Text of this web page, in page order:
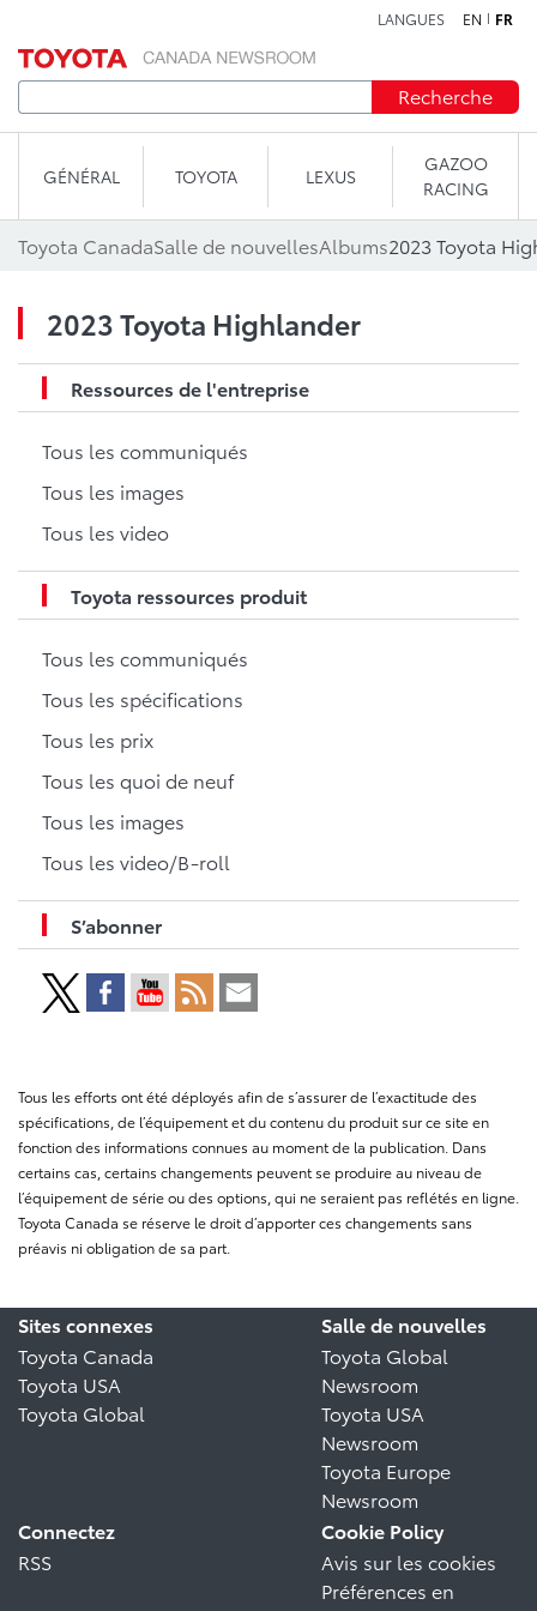
LANGUES EN FR
Recherche
GÉNÉRAL TOYOTA LEXUS
GAZOO
RACING
Toyota CanadaSalle de nouvellesAlbums2023 Toyota
2023 Toyota Highlander
Ressources de l'entreprise
Tous les communiqués
Tous les images
Tous les video
Toyota ressources produit
Tous les communiqués
Tous les spécifications
Tous les prix
Tous les quoi de neuf
Tous les images
Tous les video/B-roll
S’abonner
Tous les efforts ont été déployés afin de s’assurer de l’exactitude des
spécifications, de l’équipement et du contenu du produit sur ce site en
fonction des informations connues au moment de la publication. Dans
certains cas, certains changements peuvent se produire au niveau de
l’équipement de série ou des options, qui ne seraient pas reflétés en ligne.
Toyota Canada se réserve le droit d’apporter ces changements sans
préavis ni obligation de sa part.
Sites connexes
Toyota Canada
Toyota USA
Toyota Global
Salle de nouvelles
Toyota Global
Newsroom
Toyota USA
Newsroom
Toyota Europe
Newsroom
Connectez
RSS
Cookie Policy
Avis sur les cookies
Préférences en